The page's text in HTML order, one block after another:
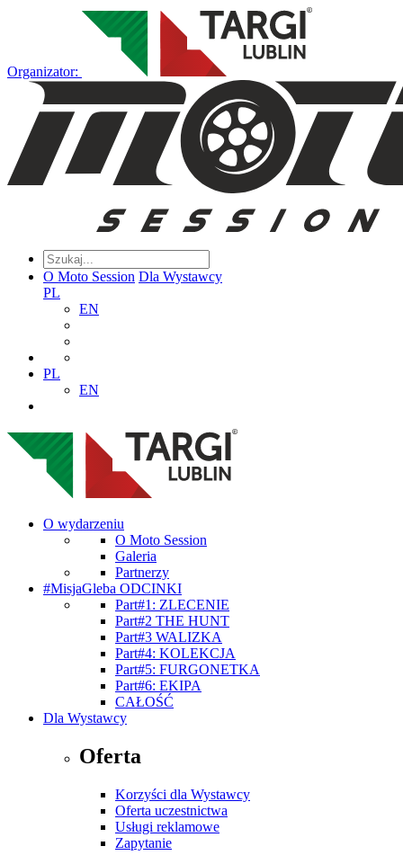
Organizator:
O Moto Session Dla Wystawcy
PL
EN
PL
EN
O wydarzeniu
O Moto Session
Galeria
Partnerzy
#MisjaGleba ODCINKI
Part#1: ZLECENIE
Part#2 THE HUNT
Part#3 WALIZKA
Part#4: KOLEKCJA
Part#5: FURGONETKA
Part#6: EKIPA
CAŁOŚĆ
Dla Wystawcy
Oferta
Korzyści dla Wystawcy
Oferta uczestnictwa
Usługi reklamowe
Zapytanie